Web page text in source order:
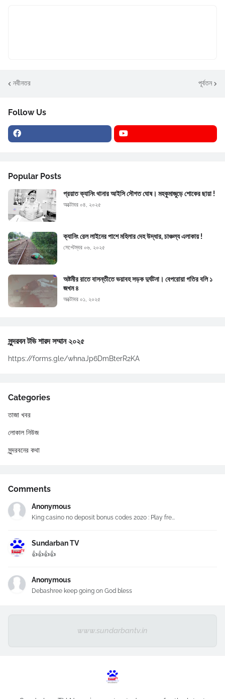
নবীনতর পূর্বতন
Follow Us
Popular Posts
প্রয়াত ক্যানিং থানার আইসি সৌগত ঘোষ। মহকুমাজুড়ে শোকের ছায়া !
অক্টোবর ০৪, ২০২৫
ক্যানিং রেল লাইনের পাশে মহিলার দেহ উদ্ধার, চাঞ্চল্য এলাকায় !
সেপ্টেম্বর ০৬, ২০২৫
অষ্টমীর রাতে বাসন্তীতে ভয়াবহ সড়ক দুর্ঘটনা। বেপরোয়া গতির বলি ১
জখম ৪
অক্টোবর ০১, ২০২৫
সুন্দরবন টভি শারদ সম্মান ২০২৫
https://forms.gle/whnaJp6DmBterR2KA
Categories
তাজা খবর
লোকাল নিউজ
সুন্দরবনের কথা
Comments
Anonymous
King casino no deposit bonus codes 2020 : Play fre...
Sundarban TV
👍👍👍👍
Anonymous
Debashree keep going on God bless
www.sundarbantv.in